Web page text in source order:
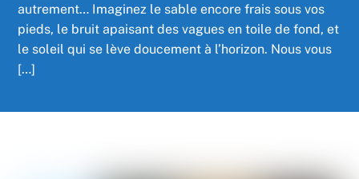
autrement… Imaginez le sable encore frais sous vos
pieds, le bruit apaisant des vagues en toile de fond, et
le soleil qui se lève doucement à l’horizon. Nous vous
[…]